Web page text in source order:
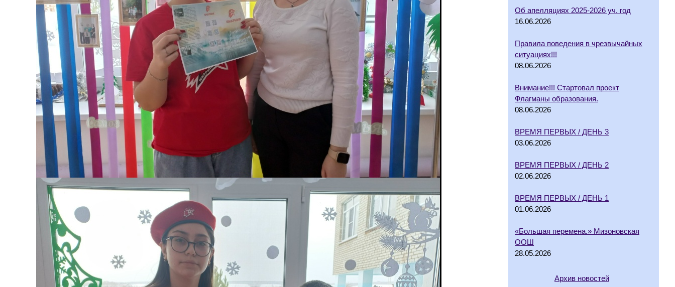
Об апелляциях 2025-2026 уч. год
16.06.2026
Правила поведения в чрезвычайных
ситуациях!!!
08.06.2026
Внимание!!! Стартовал проект
Флагманы образования.
08.06.2026
ВРЕМЯ ПЕРВЫХ / ДЕНЬ 3
03.06.2026
ВРЕМЯ ПЕРВЫХ / ДЕНЬ 2
02.06.2026
ВРЕМЯ ПЕРВЫХ / ДЕНЬ 1
01.06.2026
«Большая перемена.» Мизоновская
ООШ
28.05.2026
Архив новостей